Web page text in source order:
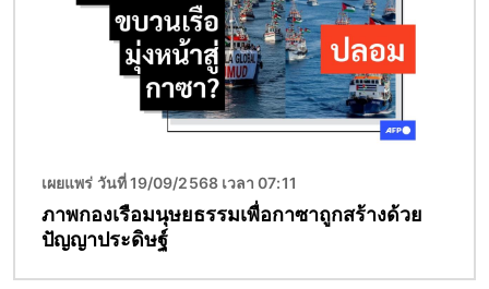
เผยแพร่ วันที่ 19/09/2568 เวลา 07:11
ภาพกองเรือมนุษยธรรมเพื่อกาซาถูกสร้างด้วย
ปัญญาประดิษฐ์